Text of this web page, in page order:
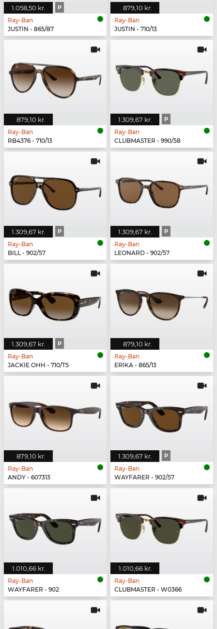
1.058,50 kr. P
Ray-Ban
JUSTIN - 865/87
879,10 kr.
Ray-Ban
JUSTIN - 710/13
879,10 kr.
Ray-Ban
RB4376 - 710/13
1.309,67 kr. P
Ray-Ban
CLUBMASTER - 990/58
1.309,67 kr. P
Ray-Ban
BILL - 902/57
1.309,67 kr. P
Ray-Ban
LEONARD - 902/57
1.309,67 kr. P
Ray-Ban
JACKIE OHH - 710/T5
879,10 kr.
Ray-Ban
ERIKA - 865/13
879,10 kr.
Ray-Ban
ANDY - 607313
1.309,67 kr. P
Ray-Ban
WAYFARER - 902/57
1.010,66 kr.
Ray-Ban
WAYFARER - 902
1.010,66 kr.
Ray-Ban
CLUBMASTER - W0366